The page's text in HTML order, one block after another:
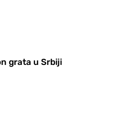
grata u Srbiji